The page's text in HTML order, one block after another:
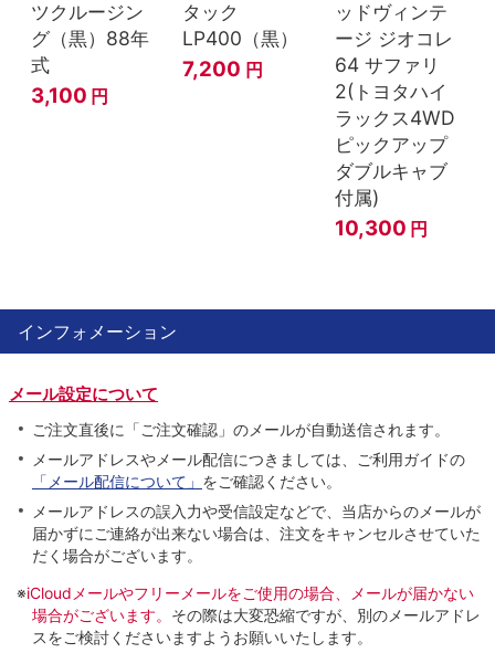
ツクルージン
グ（黒）88年
式
3,100 円
タック
LP400（黒）
7,200 円
ッドヴィンテ
ージ ジオコレ
64 サファリ
2(トヨタハイ
ラックス4WD
ピックアップ
ダブルキャブ
付属)
10,300 円
インフォメーション
メール設定について
ご注文直後に「ご注文確認」のメールが自動送信されます。
メールアドレスやメール配信につきましては、ご利用ガイドの
「メール配信について」 をご確認ください。
メールアドレスの誤入力や受信設定などで、当店からのメールが
届かずにご連絡が出来ない場合は、注文をキャンセルさせていた
だく場合がございます。
※iCloudメールやフリーメールをご使用の場合、メールが届かない
場合がございます。 その際は大変恐縮ですが、別のメールアドレ
スをご検討くださいますようお願いいたします。